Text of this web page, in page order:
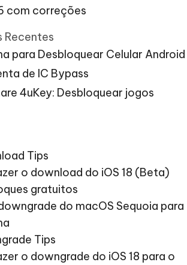
com correções
Recentes
para Desbloquear Celular Android
de IC Bypass
4uKey: Desbloquear jogos
Tips
o download do iOS 18 (Beta)
gratuitos
do macOS Sequoia para
Tips
o downgrade do iOS 18 para o